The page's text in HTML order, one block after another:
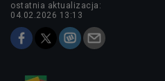
ostatnia aktualizacja:
04.02.2026 13:13